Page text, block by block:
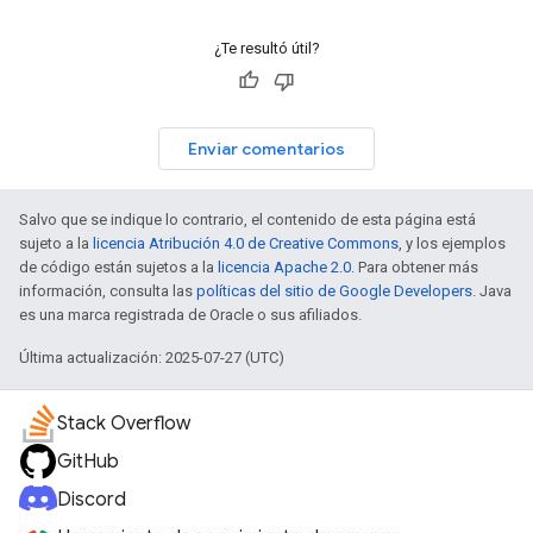
¿Te resultó útil?
Enviar comentarios
Salvo que se indique lo contrario, el contenido de esta página está
sujeto a la licencia Atribución 4.0 de Creative Commons, y los ejemplos
de código están sujetos a la licencia Apache 2.0. Para obtener más
información, consulta las políticas del sitio de Google Developers. Java
es una marca registrada de Oracle o sus afiliados.
Última actualización: 2025-07-27 (UTC)
Stack Overflow
GitHub
Discord